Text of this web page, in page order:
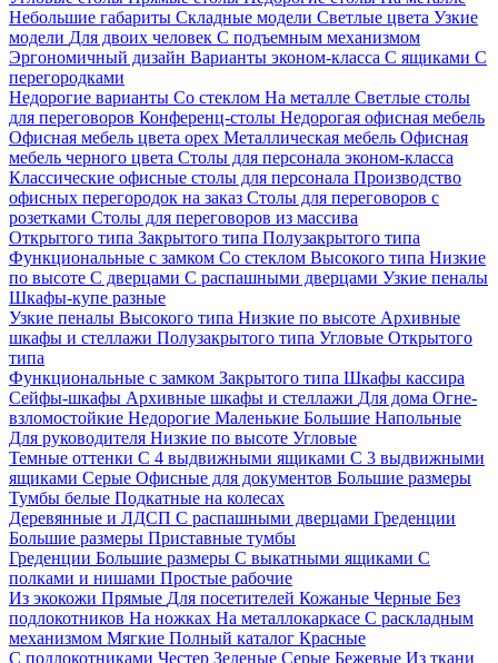
Небольшие габариты Складные модели Светлые цвета Узкие
модели Для двоих человек С подъемным механизмом
Эргономичный дизайн Варианты эконом-класса С ящиками С
перегородками
Недорогие варианты Со стеклом На металле Светлые столы
для переговоров Конференц-столы Недорогая офисная мебель
Офисная мебель цвета орех Металлическая мебель Офисная
мебель черного цвета Столы для персонала эконом-класса
Классические офисные столы для персонала Производство
офисных перегородок на заказ Столы для переговоров с
розетками Столы для переговоров из массива
Открытого типа Закрытого типа Полузакрытого типа
Функциональные с замком Со стеклом Высокого типа Низкие
по высоте С дверцами С распашными дверцами Узкие пеналы
Шкафы-купе разные
Узкие пеналы Высокого типа Низкие по высоте Архивные
шкафы и стеллажи Полузакрытого типа Угловые Открытого
типа
Функциональные с замком Закрытого типа Шкафы кассира
Сейфы-шкафы Архивные шкафы и стеллажи Для дома Огне-
взломостойкие Недорогие Маленькие Большие Напольные
Для руководителя Низкие по высоте Угловые
Темные оттенки С 4 выдвижными ящиками С 3 выдвижными
ящиками Серые Офисные для документов Большие размеры
Тумбы белые Подкатные на колесах
Деревянные и ЛДСП С распашными дверцами Греденции
Большие размеры Приставные тумбы
Греденции Большие размеры С выкатными ящиками С
полками и нишами Простые рабочие
Из экокожи Прямые Для посетителей Кожаные Черные Без
подлокотников На ножках На металлокаркасе С раскладным
механизмом Мягкие Полный каталог Красные
С подлокотниками Честер Зеленые Серые Бежевые Из ткани